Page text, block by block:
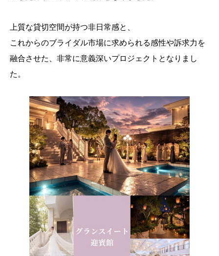
上質な貸切空間が持つ非日常感と、
これからのブライダル市場に求められる感性や訴求力を
融合させた、非常に意義深いプロジェクトとなりまし
た。